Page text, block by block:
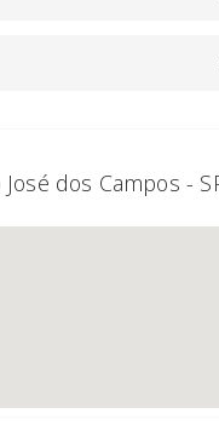
José dos Campos -